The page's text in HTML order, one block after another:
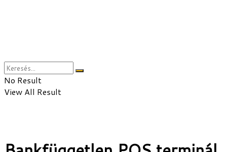
No Result
View All Result